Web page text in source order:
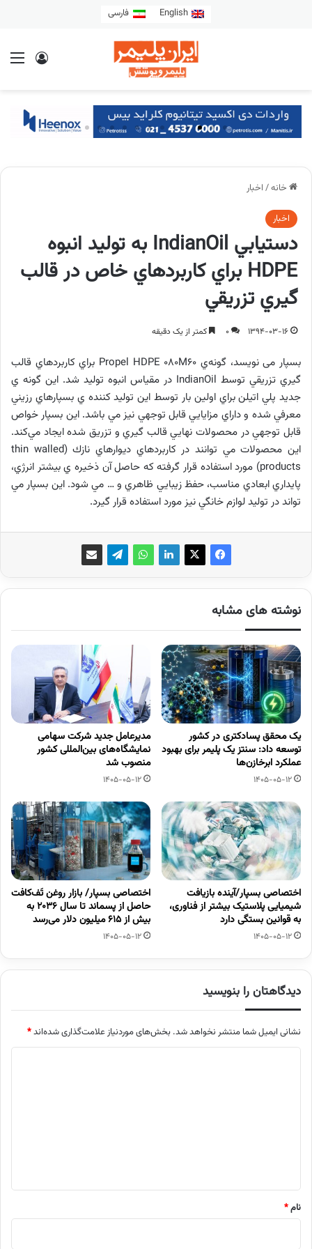
English فارسی
خانه/ اخبار
اخبار
دستيابي IndianOil به توليد انبوه
HDPE براي كاربردهاي خاص در قالب
گيري تزريقي
1394-03-16
0 کمتر از یک دقیقه
بسپار می نویسد، گونه‌ي Propel HDPE 080M60 براي كاربردهاي قالب
گيري تزريقي توسط IndianOil در مقياس انبوه توليد شد. اين گونه ي
جديد پلي اتيلن براي اولين بار توسط اين توليد كننده ي بسپارهاي رزيني
معرفي شده و داراي مزايايي قابل توجهي نيز مي باشد. اين بسپار خواص
قابل توجهي در محصولات نهايي قالب گيري و تزريق شده ايجاد مي‌كند.
اين محصولات مي توانند در كاربردهاي ديوارهاي نازك (thin walled
products) مورد استفاده قرار گرفته كه حاصل آن ذخيره ي بيشتر انرژي،
پايداري ابعادي مناسب، حفظ زيبايي ظاهري و … مي شود. اين بسپار مي
تواند در توليد لوازم خانگي نيز مورد استفاده قرار گيرد.
نوشته های مشابه
یک محقق پسادکتری در کشور
توسعه داد: سنتز یک پلیمر برای بهبود
عملکرد ابرخازن‌ها
1405-05-12
مدیرعامل جدید شرکت سهامی
نمایشگاه‌های بین‌المللی کشور
منصوب شد
1405-05-12
اختصاصی بسپار/آینده بازیافت
شیمیایی پلاستیک بیشتر از فناوری،
به قوانین بستگی دارد
1405-05-12
اختصاصی بسپار/ بازار روغن تَف‌کافت
حاصل از پسماند تا سال ۲۰۳۶ به
بیش از ۶۱۵ میلیون دلار می‌رسد
1405-05-12
دیدگاهتان را بنویسید
نشانی ایمیل شما منتشر نخواهد شد. بخش‌های موردنیاز علامت‌گذاری شده‌اند*
نام*